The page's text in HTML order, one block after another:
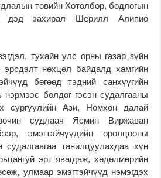
төвийн Хөтөлбөр, бодлогын
дэд захирал
Шерилл Алипио
тухайн улс орны газар зүйн
нөхцөл байдалд хамгийн
бөгөөд тэдний санхүүгийн
болдог гэсэн судалгааны
сургуулийн Ази, Номхон далай
судлаач Ясмин Виржаван
эмэгтэйчүүдийн оролцооны
судалгаагаа танилцуулахдаа хүн
эрт явагдаж, хөдөлмөрийн
улмаар эмэгтэйчүүд нэмэгдэх